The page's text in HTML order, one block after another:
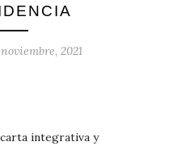
noviembre, 2021
carta integrativa y